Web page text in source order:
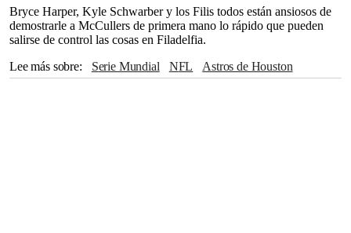
Bryce Harper, Kyle Schwarber y los Filis todos están ansiosos de
demostrarle a McCullers de primera mano lo rápido que pueden
salirse de control las cosas en Filadelfia.
Lee más sobre
Serie Mundial NFL
Astros de Houston